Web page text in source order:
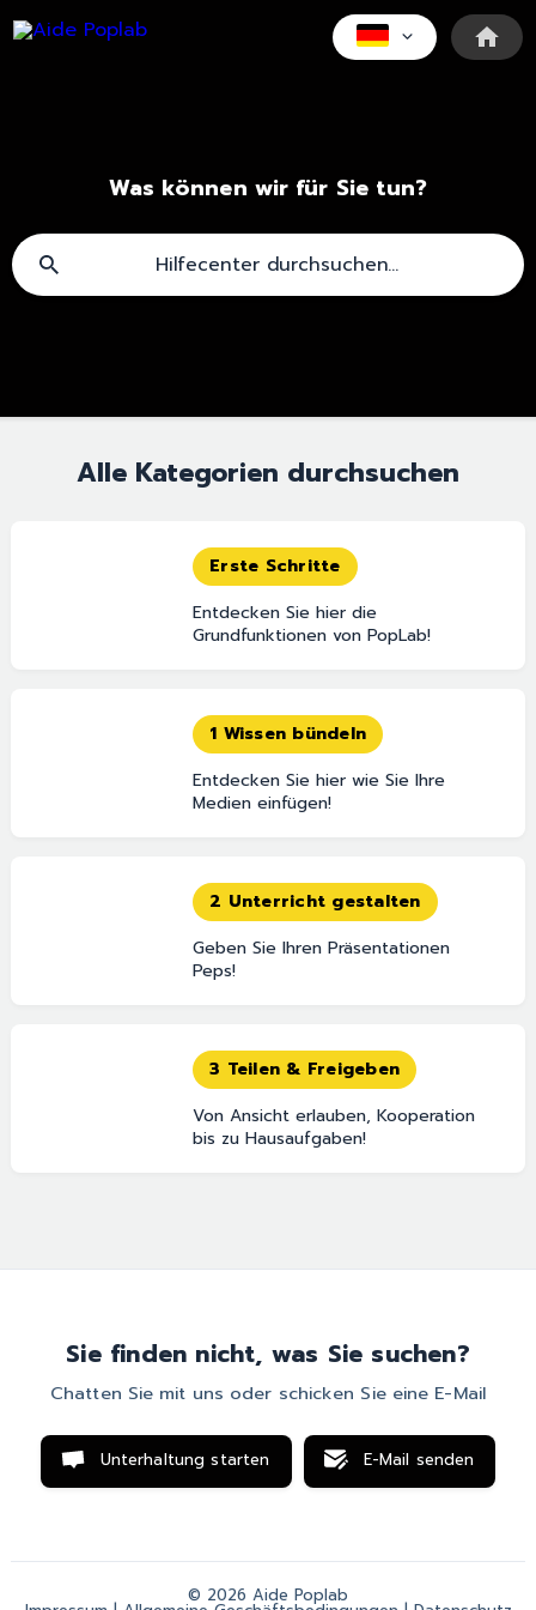
Was können wir für Sie tun?
Alle Kategorien durchsuchen
Erste Schritte
Entdecken Sie hier die
Grundfunktionen von PopLab!
1 Wissen bündeln
Entdecken Sie hier wie Sie Ihre
Medien einfügen!
2 Unterricht gestalten
Geben Sie Ihren Präsentationen
Peps!
3 Teilen & Freigeben
Von Ansicht erlauben, Kooperation
bis zu Hausaufgaben!
Sie finden nicht, was Sie suchen?
Chatten Sie mit uns oder schicken Sie eine E-Mail
Unterhaltung starten E-Mail senden
© 2026 Aide Poplab